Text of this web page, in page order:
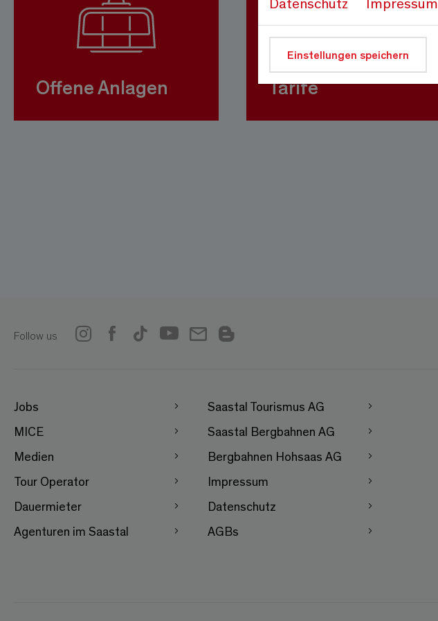
Offene Anlagen Tarife
Follow us
Jobs
MICE
Medien
Tour Operator
Dauermieter
Agenturen im Saastal
Saastal Tourismus AG
Saastal Bergbahnen AG
Bergbahnen Hohsaas AG
Impressum
Datenschutz
AGBs
Einstellungen speichern